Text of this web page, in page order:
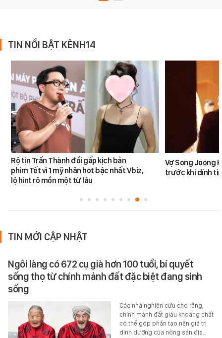
TIN NỔI BẬT KÊNH14
Rộ tin Trấn Thành đổi gấp kịch bản
phim Tết vì 1 mỹ nhân hot bậc nhất Vbiz,
lộ hint rõ mồn một từ lâu
Vợ Song Joong
trước khi dính
TIN MỚI CẬP NHẬT
Ngôi làng có 672 cụ già hơn 100 tuổi, bí quyết
sống thọ từ chính mảnh đất đặc biệt đang sinh
sống
Các nhà nghiên cứu cho rằng,
chính mảnh đất giàu khoáng chất
có thể góp phần tạo nên giá trị
dinh dưỡng của nông sản địa…